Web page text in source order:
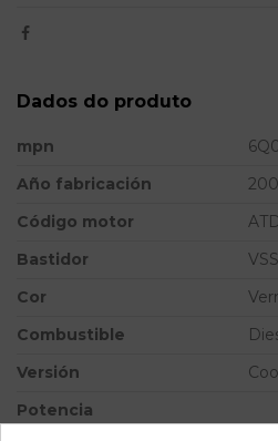
Dados do produto
mpn
Año fabricación
Código motor
Bastidor
Cor
Combustible
Versión
Potencia